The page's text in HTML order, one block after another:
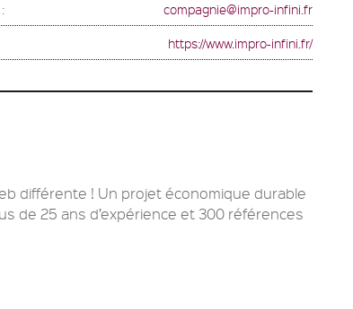
compagnie@impro-infini.fr
https://www.impro-infini.fr/
différente ! Un projet économique durable
de 25 ans d’expérience et 300 références